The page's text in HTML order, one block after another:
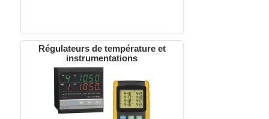
Régulateurs de température et
instrumentations